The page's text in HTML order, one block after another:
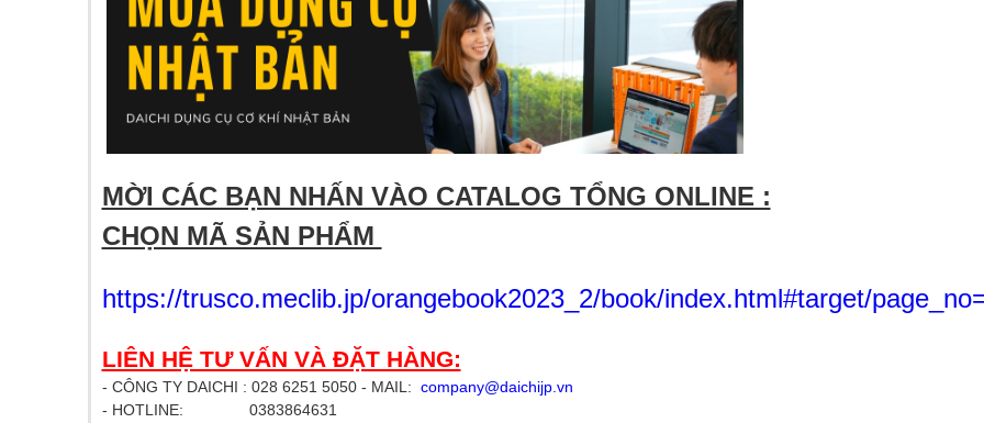
MỜI CÁC BẠN NHẤN VÀO CATALOG TỔNG ONLINE :
CHỌN MÃ SẢN PHẨM
https://trusco.meclib.jp/orangebook2023_2/book/index.html#target/
LIÊN HỆ TƯ VẤN VÀ ĐẶT HÀNG:
- CÔNG TY DAICHI : 028 6251 5050 - MAIL: company@daichijp.vn
- HOTLINE: 0383864631